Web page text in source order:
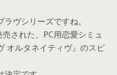
ヴシリーズですね。
された、PC用恋愛シミュ
オルタネイティヴ』のスピ